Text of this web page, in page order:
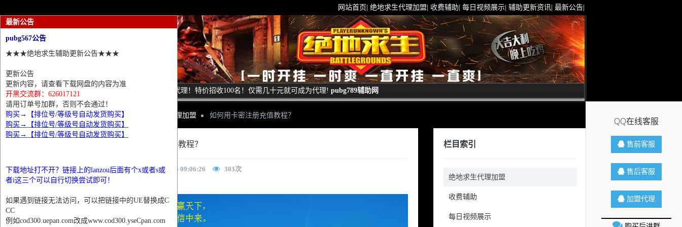
最新公告
pubg567公告
★★★绝地求生辅助更新公告★★★
更新公告
更新内容，请查看下载网盘的内容为准
开黑交流群：626017121
请用订单号加群，否则不会通过！
购买→【排位号/等级号自动发货购买】
购买→【排位号/等级号自动发货购买】
购买→【排位号/等级号自动发货购买】
下载地址打不开？链接上的lanzou后面有个x或者s或
者i这三个可以自行切换尝试即可！
如果遇到链接无法访问，可以把链接中的UE替换成C
CC
例如cod300.uepan.com改成www.cod300.yseCpan.com
网站首页 绝地求生代理加盟 收费辅助 每日视频展示 辅助更新资讯 最新公告
诚招热门游戏全部游戏代理！特价招收100名！仅需几十元就可成为代理! pubg789辅助网
QQ在线客服
售前客服
售后客服
加盟代理
网站首页 绝地求生代理加盟 如何用卡密注册充值教程？
如何用卡密注册充值教程？
未知 2020-12-15 09:06:26 303次
栏目索引
绝地求生代理加盟
收费辅助
每日视频展示